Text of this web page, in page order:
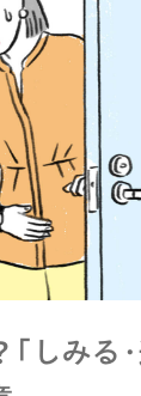
しみる・